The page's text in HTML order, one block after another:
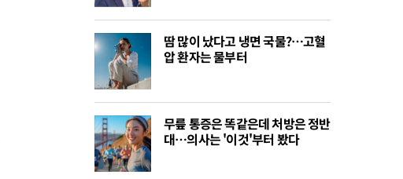
땀 많이 났다고 냉면 국물?…고혈
압 환자는 물부터
무릎 통증은 똑같은데 처방은 정반
대…의사는 '이것'부터 봤다